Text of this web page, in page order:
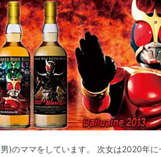
朝日）、高寺成紀・横塚孝弘（東
つよし、村山 桂、竹中清
多可男、鈴村展弘
)のママをしています。 次女は2020年に